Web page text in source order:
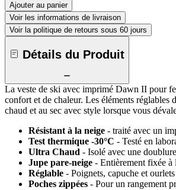
Ajouter au panier
Voir les informations de livraison
Voir la politique de retours sous 60 jours
Détails du Produit
La veste de ski avec imprimé Dawn II pour
confort et de chaleur. Les éléments réglables
chaud et au sec avec style lorsque vous
Résistant à la neige - traité avec un
Test thermique -30°C - Testé en
Ultra Chaud - Isolé avec une
Jupe pare-neige - Entièrement fixée à
Réglable - Poignets, capuche et
Poches zippées - Pour un rangement